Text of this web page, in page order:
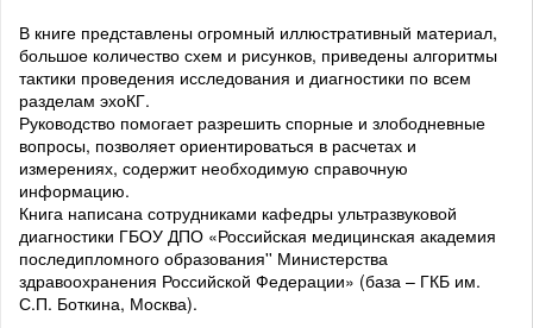
В книге представлены огромный иллюстративный материал,
большое количество схем и рисунков, приведены алгоритмы
тактики проведения исследования и диагностики по всем
разделам эхоКГ.
Руководство помогает разрешить спорные и злободневные
вопросы, позволяет ориентироваться в расчетах и
измерениях, содержит необходимую справочную
информацию.
Книга написана сотрудниками кафедры ультразвуковой
диагностики ГБОУ ДПО «Российская медицинская академия
последипломного образования'' Министерства
здравоохранения Российской Федерации» (база – ГКБ им.
С.П. Боткина, Москва).